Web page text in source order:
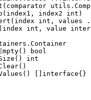
index2
int )
int , values
int , value
bool
int
[]interface{}